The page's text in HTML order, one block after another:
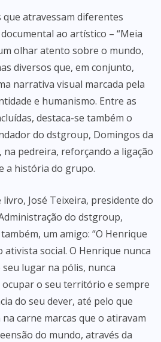
que atravessam diferentes
ao artístico – “Meia
olhar atento sobre o mundo,
diversos que, em conjunto,
narrativa visual marcada pela
e humanismo. Entre as
destaca-se também o
do dstgroup, Domingos da
na pedreira, reforçando a ligação
a história do grupo.
livro, José Teixeira, presidente do
do dstgroup,
um amigo: “O Henrique
ativista social. O Henrique nunca
lugar na pólis, nunca
ocupar o seu território e sempre
do seu dever, até pelo que
carne marcas que o atiravam
do mundo, através da